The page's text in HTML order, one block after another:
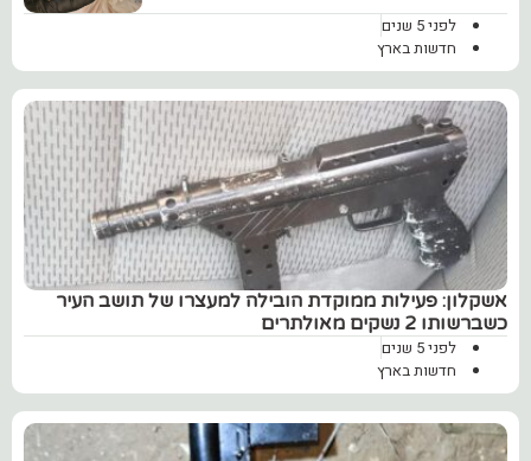
לפני 5 שנים
חדשות בארץ
אשקלון: פעילות ממוקדת הובילה למעצרו של תושב העיר
כשברשותו 2 נשקים מאולתרים
לפני 5 שנים
חדשות בארץ